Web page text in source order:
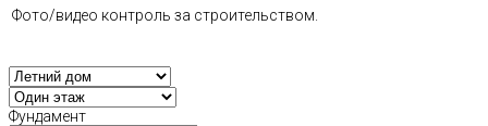
Фото/видео контроль за строительством.
Фундамент